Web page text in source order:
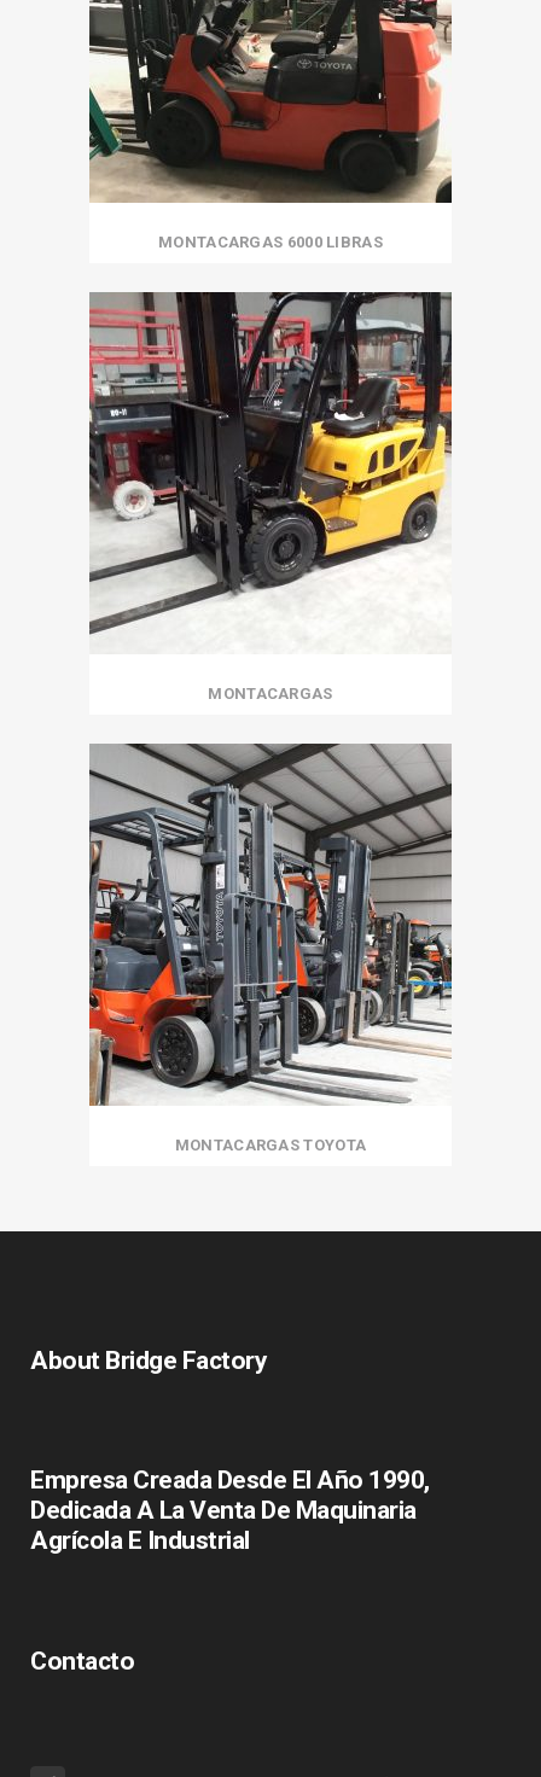
MONTACARGAS 6000 LIBRAS
MONTACARGAS
MONTACARGAS TOYOTA
About Bridge Factory
Empresa Creada Desde El Año 1990,
Dedicada A La Venta De Maquinaria
Agrícola E Industrial
Contacto